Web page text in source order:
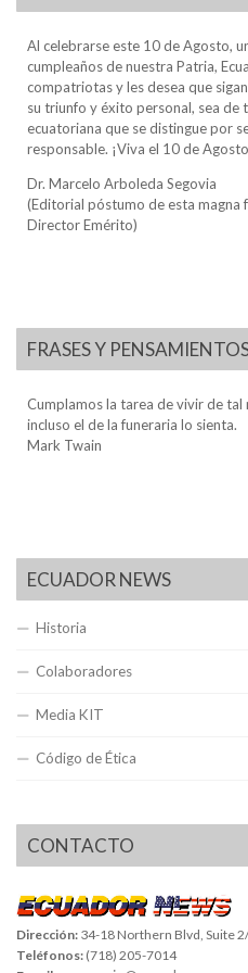
Al celebrarse este 10 de Agosto,
cumpleaños de nuestra Patria,
compatriotas y les desea que
su triunfo y éxito personal, sea de
ecuatoriana que se distingue por
responsable. ¡Viva el 10 de
Dr. Marcelo Arboleda Segovia
(Editorial póstumo de esta magna
Director Emérito)
FRASES Y
Cumplamos la tarea de vivir de
incluso el de la funeraria lo sienta.
Mark Twain
ECUADOR NEWS
Historia
Colaboradores
Media KIT
Código de Ética
CONTACTO
Dirección: 34-18 Northern Blvd, Suite
Teléfonos: (718) 205-7014